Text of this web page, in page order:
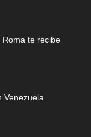
Roma te recibe
Venezuela